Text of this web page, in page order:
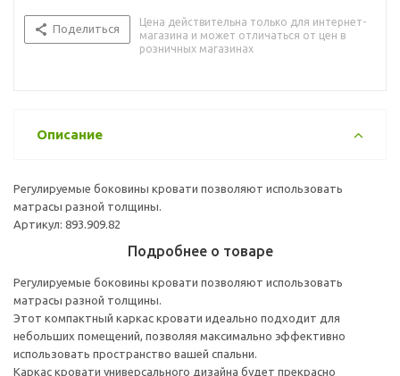
Поделиться
Цена действительна только для интернет-
магазина и может отличаться от цен в
розничных магазинах
Описание
Регулируемые боковины кровати позволяют использовать
матрасы разной толщины.
Артикул: 893.909.82
Подробнее о товаре
Регулируемые боковины кровати позволяют использовать
матрасы разной толщины.
Этот компактный каркас кровати идеально подходит для
небольших помещений, позволяя максимально эффективно
использовать пространство вашей спальни.
Каркас кровати универсального дизайна будет прекрасно